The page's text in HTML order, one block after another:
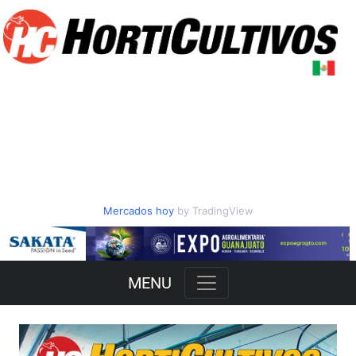
Mercados hoyby TradingView
Slide 2 of 3
MENU